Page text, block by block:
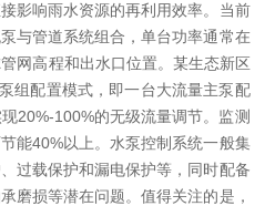
影响雨水资源的再利用效率。当前
与管道系统组合，单台功率通常在
网高程和出水口位置。某生态新区
组配置模式，即一台大流量主泵配
20%-100%的无级流量调节。监测
能40%以上。水泵控制系统一般集
过载保护和漏电保护等，同时配备
磨损等潜在问题。值得关注的是，